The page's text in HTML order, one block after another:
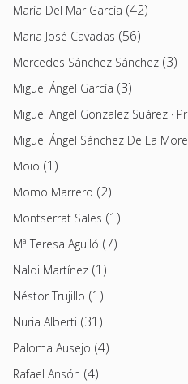
María Del Mar García (42)
Maria José Cavadas (56)
Mercedes Sánchez Sánchez (3)
Miguel Ángel García (3)
Miguel Angel Gonzalez Suárez ·
Miguel Ángel Sánchez De La
Moio (1)
Momo Marrero (2)
Montserrat Sales (1)
Mª Teresa Aguiló (7)
Naldi Martínez (1)
Néstor Trujillo (1)
Nuria Alberti (31)
Paloma Ausejo (4)
Rafael Ansón (4)